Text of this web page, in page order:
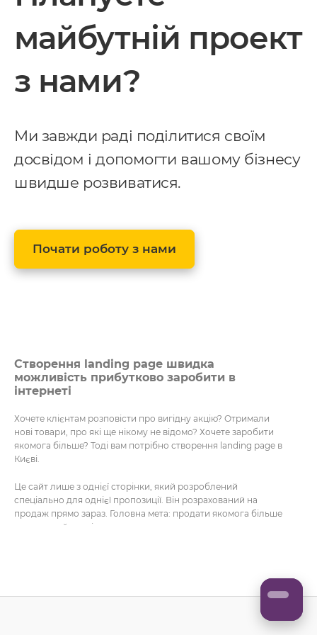
майбутній проект
з нами?
Ми завжди раді поділитися своїм
досвідом і допомогти вашому бізнесу
швидше розвиватися.
Почати роботу з нами
Створення landing page швидка
можливість прибутково заробити в
інтернеті
Хочете клієнтам розповісти про вигідну акцію? Отримали
нові товари, про які ще нікому не відомо? Хочете заробити
якомога більше? Тоді вам потрібно створення landing page в
Києві.
Це сайт лише з однієї сторінки, який розроблений
спеціально для однієї пропозиції. Він розрахований на
продаж прямо зараз. Головна мета: продати якомога більше
за короткий термін.
збір бази користувачів;